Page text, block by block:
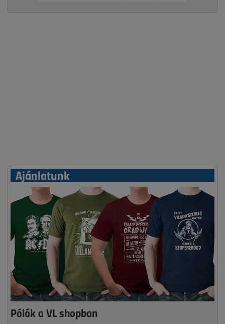
Ajánlatunk
Pólók a VL shopban